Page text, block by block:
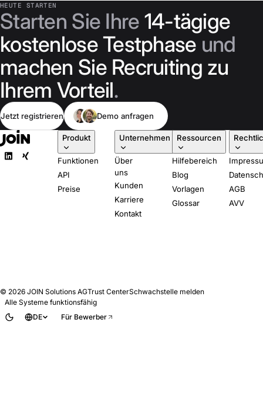
HEUTE STARTEN
Starten Sie Ihre 14-tägige
kostenlose Testphase und
machen Sie Recruiting zu
Ihrem Vorteil.
Jetzt registrieren Demo anfragen
Produkt
Funktionen
API
Preise
Unternehmen
Über
uns
Kunden
Karriere
Kontakt
Ressourcen
Hilfebereich
Blog
Vorlagen
Glossar
AGB
AVV
© 2026 JOIN Solutions AGTrust CenterSchwachstelle melden
Alle Systeme funktionsfähig
DE
Für Bewerber